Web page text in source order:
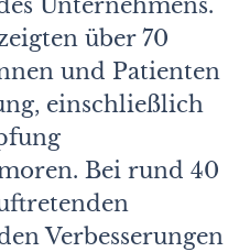
Unternehmens.
über 70
und Patienten
einschließlich
Bei rund 40
Verbesserungen